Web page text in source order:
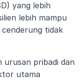
yang lebih
lebih mampu
tidak
urusan pribadi dan
utama